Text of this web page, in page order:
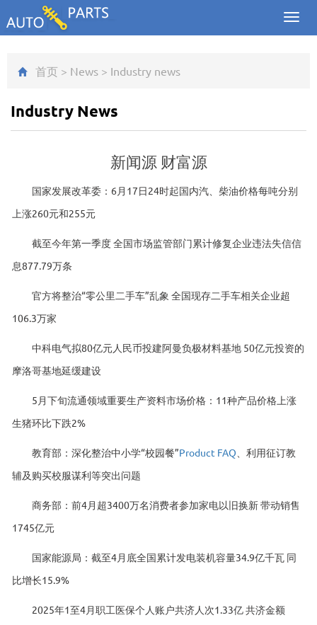
首页 > News > Industry news
Industry News
新闻源 财富源
国家发展改革委：6月17日24时起国内汽、柴油价格每吨分别
上涨260元和255元
截至今年第一季度 全国市场监管部门累计修复企业违法失信信
息877.79万条
官方将整治“零公里二手车”乱象 全国现存二手车相关企业超
106.3万家
中科电气拟80亿元人民币投建阿曼负极材料基地 50亿元投资的
摩洛哥基地延缓建设
5月下旬流通领域重要生产资料市场价格：11种产品价格上涨
生猪环比下跌2%
教育部：深化整治中小学“校园餐”Product FAQ 、利用征订教
辅及购买校服谋利等突出问题
商务部：前4月超3400万名消费者参加家电以旧换新 带动销售
1745亿元
国家能源局：截至4月底全国累计发电装机容量34.9亿千瓦 同
比增长15.9%
2025年1至4月职工医保个人账户共济人次1.33亿 共济金额